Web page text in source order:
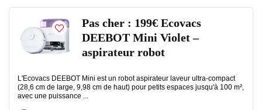
Pas cher : 199€ Ecovacs
DEEBOT Mini Violet –
aspirateur robot
L'Ecovacs DEEBOT Mini est un robot aspirateur laveur ultra-compact
(28,6 cm de large, 9,98 cm de haut) pour petits espaces jusqu'à 100 m²,
avec une puissance ...